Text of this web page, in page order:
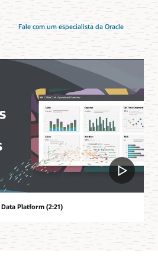
Fale com um especialista da Oracle
Platform (2:21)